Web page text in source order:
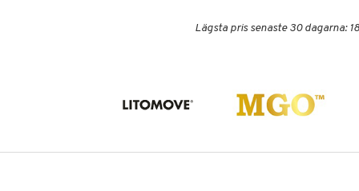
Lägsta pris senaste 30 dagarna: